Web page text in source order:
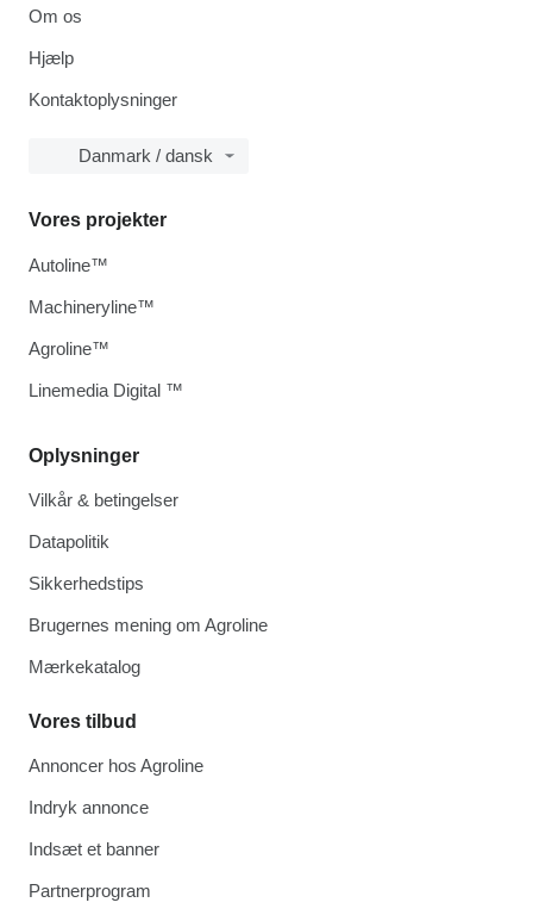
Om os
Hjælp
Kontaktoplysninger
Danmark / dansk
Oplysninger
Vilkår & betingelser
Datapolitik
Sikkerhedstips
Brugernes mening om Agroline
Mærkekatalog
Vores tilbud
Annoncer hos Agroline
Indryk annonce
Indsæt et banner
Partnerprogram
Vores projekter
Autoline™
Machineryline™
Agroline™
Linemedia Digital ™